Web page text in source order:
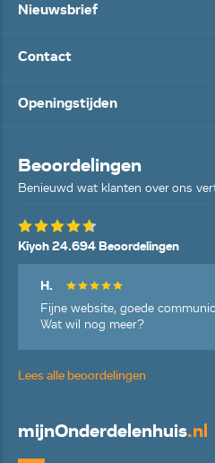
Nieuwsbrief
Contact
Openingstijden
Beoordelingen
Benieuwd wat klanten over ons
Kiyoh 24.694 Beoordelingen
H.
Fijne website, goede
Wat wil nog meer?
Lees alle beoordelingen
mijnOnderdelenhuis.nl